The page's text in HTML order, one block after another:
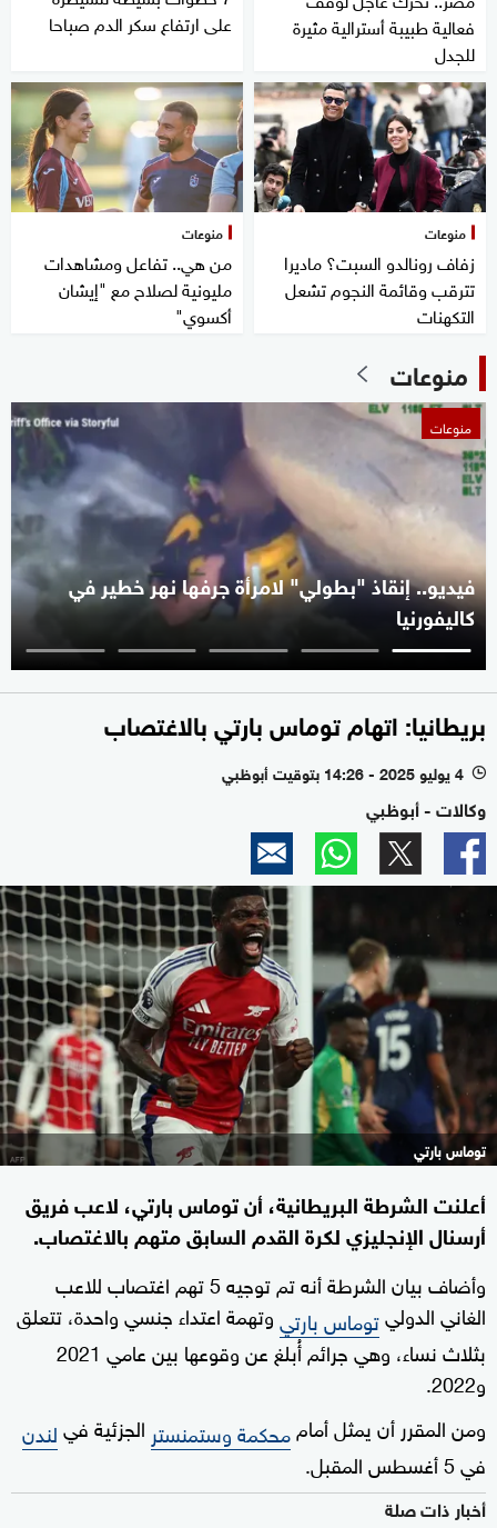
فعالية طبيبة أسترالية مثيرة
للجدل
على ارتفاع سكر الدم صباحا
منوعات
زفاف رونالدو السبت؟ ماديرا
تترقب وقائمة النجوم تشعل
التكهنات
منوعات
من هي.. تفاعل ومشاهدات
مليونية لصلاح مع "إيشان
أكسوي"
منوعات
منوعات
فيديو.. إنقاذ "بطولي" لامرأة جرفها نهر خطير في
كاليفورنيا
بريطانيا: اتهام توماس بارتي بالاغتصاب
l 4 يوليو 2025 - 14:26 بتوقيت أبوظبي
وكالات - أبوظبي
توماس بارتي
أعلنت الشرطة البريطانية، أن توماس بارتي، لاعب فريق
أرسنال الإنجليزي لكرة القدم السابق متهم بالاغتصاب.
وأضاف بيان الشرطة أنه تم توجيه 5 تهم اغتصاب للاعب
الغاني الدوليتوماس بارتيوتهمة اعتداء جنسي واحدة، تتعلق
بثلاث نساء، وهي جرائم أُبلغ عن وقوعها بين عامي 2021
و2022.
ومن المقرر أن يمثل أماممحكمة وستمنستر الجزئية فيلندن
في 5 أغسطس المقبل.
أخبار ذات صلة